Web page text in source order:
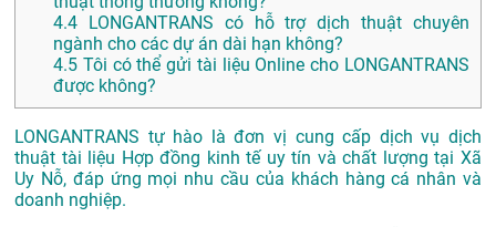
4.4 LONGANTRANS có hỗ trợ dịch thuật chuyên
ngành cho các dự án dài hạn không?
4.5 Tôi có thể gửi tài liệu Online cho LONGANTRANS
được không?
LONGANTRANS tự hào là đơn vị cung cấp dịch vụ dịch
thuật tài liệu Hợp đồng kinh tế uy tín và chất lượng tại Xã
Uy Nỗ, đáp ứng mọi nhu cầu của khách hàng cá nhân và
doanh nghiệp.